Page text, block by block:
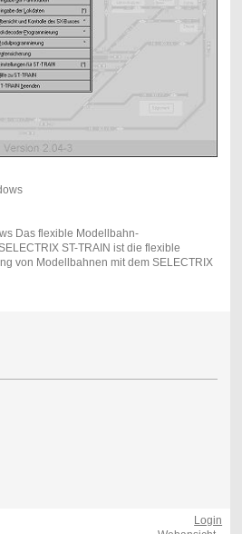
Das flexible Modellbahn-
ST-TRAIN ist die flexible
von Modellbahnen mit dem SELECTRIX
Login